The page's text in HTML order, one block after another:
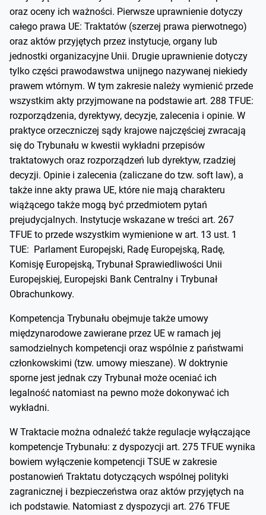
oraz oceny ich ważności. Pierwsze uprawnienie dotyczy
całego prawa UE: Traktatów (szerzej prawa pierwotnego)
oraz aktów przyjętych przez instytucje, organy lub
jednostki organizacyjne Unii. Drugie uprawnienie dotyczy
tylko części prawodawstwa unijnego nazywanej niekiedy
prawem wtórnym. W tym zakresie należy wymienić przede
wszystkim akty przyjmowane na podstawie art. 288 TFUE:
rozporządzenia, dyrektywy, decyzje, zalecenia i opinie. W
praktyce orzeczniczej sądy krajowe najczęściej zwracają
się do Trybunału w kwestii wykładni przepisów
traktatowych oraz rozporządzeń lub dyrektyw, rzadziej
decyzji. Opinie i zalecenia (zaliczane do tzw. soft law), a
także inne akty prawa UE, które nie mają charakteru
wiążącego także mogą być przedmiotem pytań
prejudycjalnych. Instytucje wskazane w treści art. 267
TFUE to przede wszystkim wymienione w art. 13 ust. 1
TUE: Parlament Europejski, Radę Europejską, Radę,
Komisję Europejską, Trybunał Sprawiedliwości Unii
Europejskiej, Europejski Bank Centralny i Trybunał
Obrachunkowy.
Kompetencja Trybunału obejmuje także umowy
międzynarodowe zawierane przez UE w ramach jej
samodzielnych kompetencji oraz wspólnie z państwami
członkowskimi (tzw. umowy mieszane). W doktrynie
sporne jest jednak czy Trybunał może oceniać ich
legalność natomiast na pewno może dokonywać ich
wykładni.
W Traktacie można odnaleźć także regulacje wyłączające
kompetencje Trybunału: z dyspozycji art. 275 TFUE wynika
bowiem wyłączenie kompetencji TSUE w zakresie
postanowień Traktatu dotyczących wspólnej polityki
zagranicznej i bezpieczeństwa oraz aktów przyjętych na
ich podstawie. Natomiast z dyspozycji art. 276 TFUE